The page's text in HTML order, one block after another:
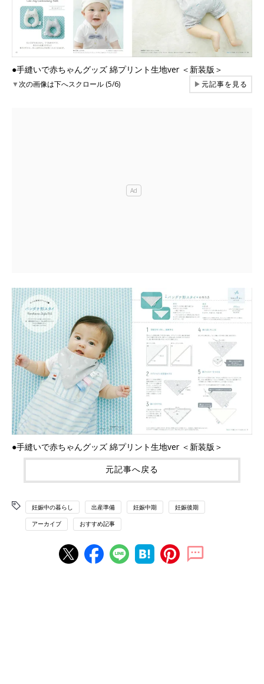
●手縫いで赤ちゃんグッズ 綿プリント生地ver ＜新装版＞
▼次の画像は下へスクロール (5/6) ▶元記事を見る
●手縫いで赤ちゃんグッズ 綿プリント生地ver ＜新装版＞
元記事へ戻る
妊娠中の暮らし 出産準備 妊娠中期 妊娠後期
アーカイブ おすすめ記事